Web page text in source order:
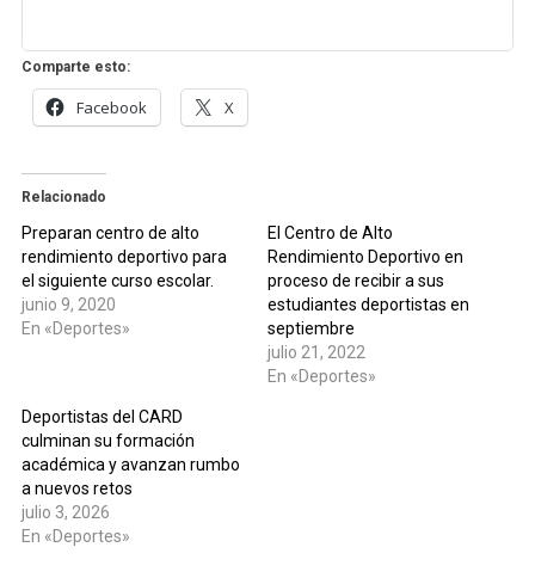
Comparte esto:
Facebook X
Relacionado
Preparan centro de alto
rendimiento deportivo para
el siguiente curso escolar.
junio 9, 2020
En «Deportes»
El Centro de Alto
Rendimiento Deportivo en
proceso de recibir a sus
estudiantes deportistas en
septiembre
julio 21, 2022
En «Deportes»
Deportistas del CARD
culminan su formación
académica y avanzan rumbo
a nuevos retos
julio 3, 2026
En «Deportes»